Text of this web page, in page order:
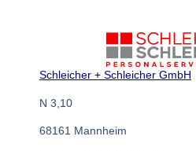
Schleicher + Schleicher GmbH
N 3,10
68161 Mannheim